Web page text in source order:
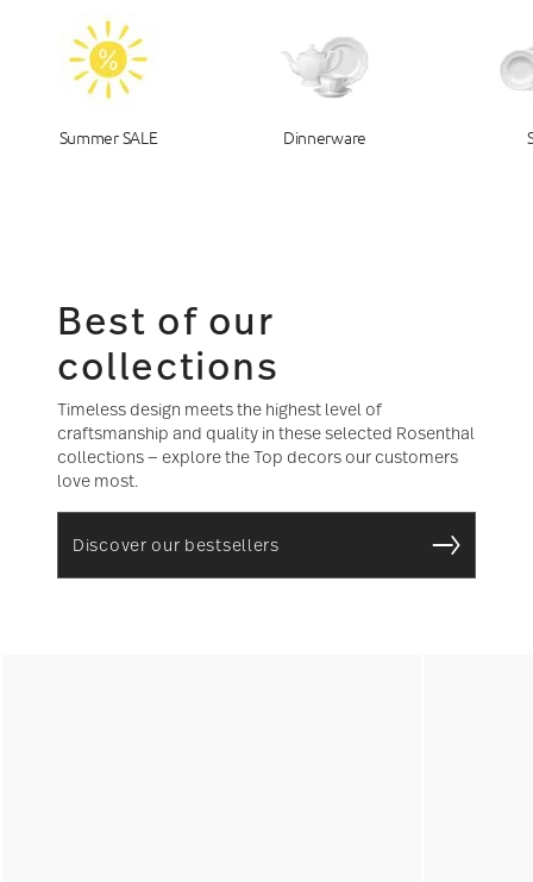
Summer SALE Dinnerware
Best of our
collections
Timeless design meets the highest level of
craftsmanship and quality in these selected Rosenthal
collections — explore the Top decors our customers
love most.
Discover our bestsellers